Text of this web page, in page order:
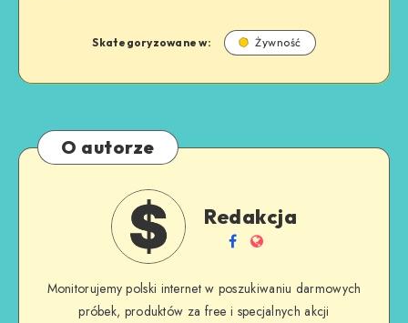
Skategoryzowane w: Żywność
O autorze
Redakcja
Monitorujemy polski internet w poszukiwaniu darmowych
próbek, produktów za free i specjalnych akcji